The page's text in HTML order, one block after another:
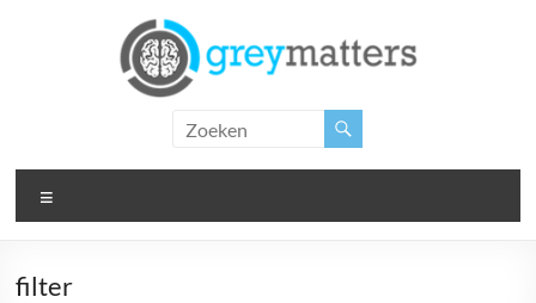
Matters
Insight.
Inspiration.
filter